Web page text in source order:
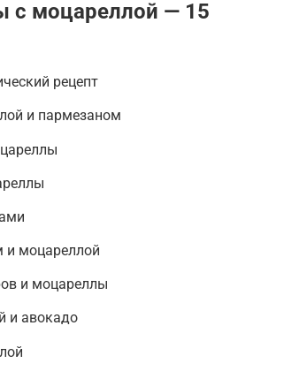
с моцареллой — 15
рецепт
и пармезаном
и моцареллой
и моцареллы
и авокадо